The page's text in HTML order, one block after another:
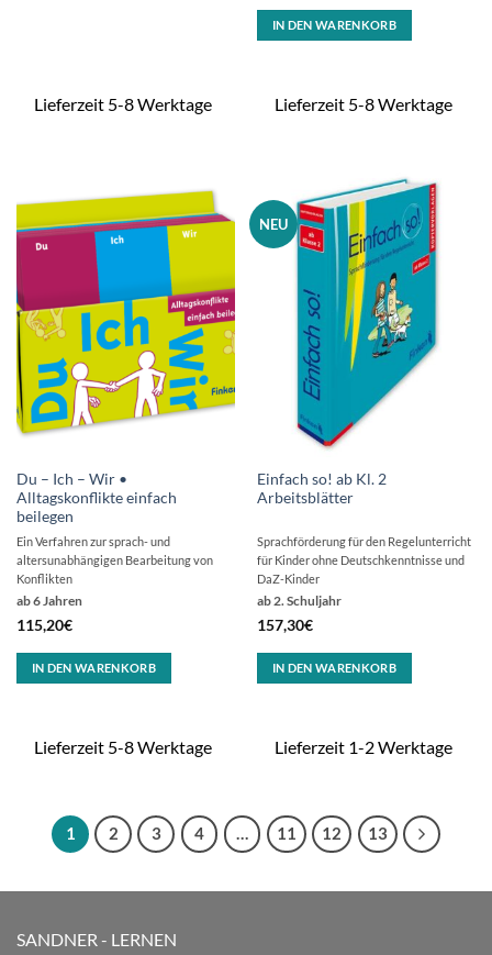
Lieferzeit 5-8 Werktage
IN DEN WARENKORB
Lieferzeit 5-8 Werktage
Du – Ich – Wir •
Alltagskonflikte einfach
beilegen
ab 6 Jahren
115,20€
Ein Verfahren zur sprach- und
altersunabhängigen Bearbeitung von
Konflikten
IN DEN WARENKORB
Lieferzeit 5-8 Werktage
NEU
Einfach so! ab Kl. 2
Arbeitsblätter
ab 2. Schuljahr
157,30€
Sprachförderung für den Regelunterricht
für Kinder ohne Deutschkenntnisse und
DaZ-Kinder
IN DEN WARENKORB
Lieferzeit 1-2 Werktage
1 2 3 4 … 11 12 13
SANDNER - LERNEN